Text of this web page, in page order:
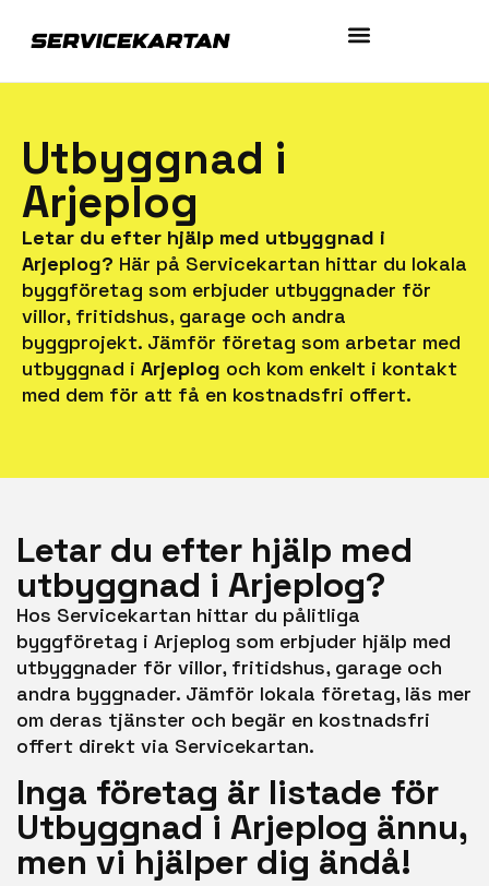
Utbyggnad i
Arjeplog
Letar du efter hjälp med utbyggnad i
Arjeplog? Här på Servicekartan hittar du lokala
byggföretag som erbjuder utbyggnader för
villor, fritidshus, garage och andra
byggprojekt. Jämför företag som arbetar med
utbyggnad i Arjeplog och kom enkelt i kontakt
med dem för att få en kostnadsfri offert.
Letar du efter hjälp med
utbyggnad i Arjeplog?
Hos Servicekartan hittar du pålitliga
byggföretag i Arjeplog som erbjuder hjälp med
utbyggnader för villor, fritidshus, garage och
andra byggnader. Jämför lokala företag, läs mer
om deras tjänster och begär en kostnadsfri
offert direkt via Servicekartan.
Inga företag är listade för
Utbyggnad i Arjeplog ännu,
men vi hjälper dig ändå!